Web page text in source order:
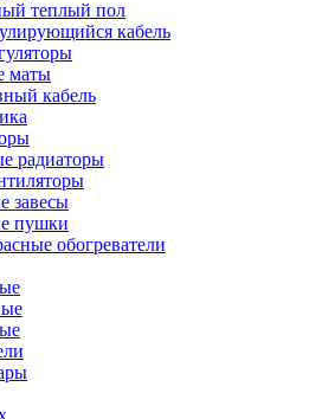
теплый пол
кабель
маты
кабель
радиаторы
завесы
пушки
обогреватели